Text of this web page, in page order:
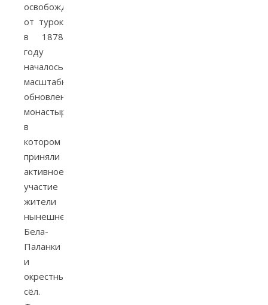
освобождения
от турок
в 1878
году
началось
масштабное
обновление
монастыря,
в
котором
приняли
активное
участие
жители
нынешней
Бела-
Паланки
и
окрестных
сёл.